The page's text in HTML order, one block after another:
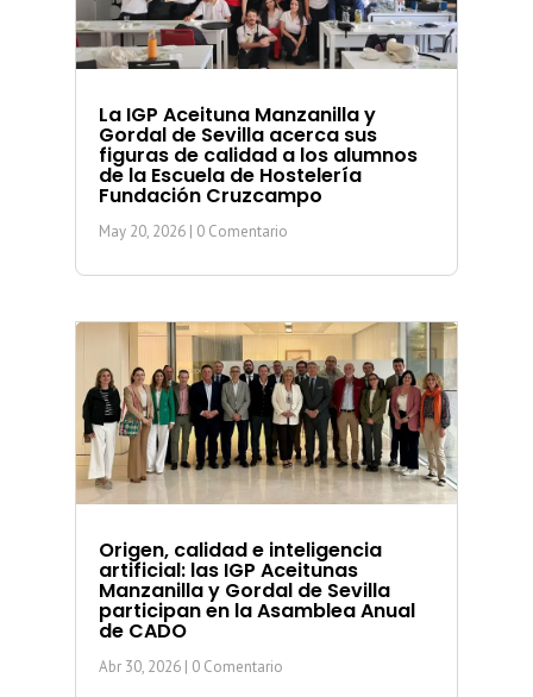
La IGP Aceituna Manzanilla y
Gordal de Sevilla acerca sus
figuras de calidad a los alumnos
de la Escuela de Hostelería
Fundación Cruzcampo
May 20, 2026| 0 Comentario
Origen, calidad e inteligencia
artificial: las IGP Aceitunas
Manzanilla y Gordal de Sevilla
participan en la Asamblea Anual
de CADO
Abr 30, 2026| 0 Comentario